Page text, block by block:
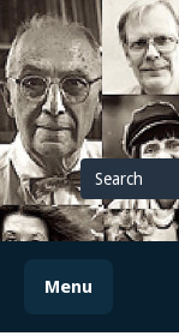
Skip
to
content
Search
for
Menu